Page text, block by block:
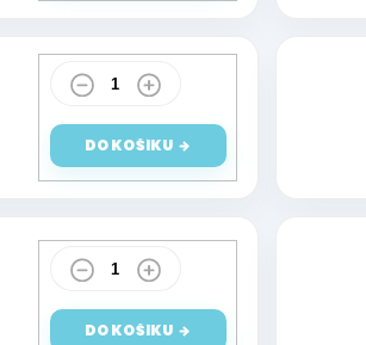
DO KOŠÍKU
DO KOŠÍKU